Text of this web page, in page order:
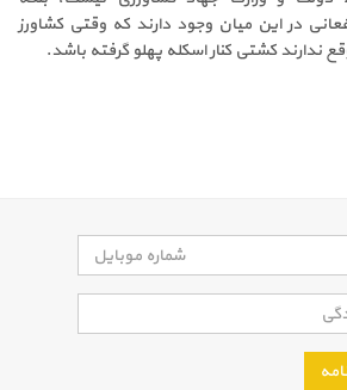
در این میان وجود دارند که وقتی کشاورز
ندارند کشتی کنار اسکله پهلو گرفته باشد.